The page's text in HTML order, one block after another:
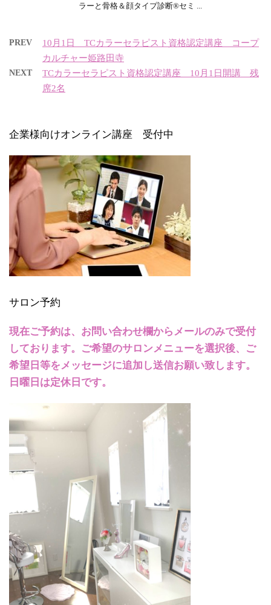
ラーと骨格＆顔タイプ診断®セミ ...
PREV
10月1日 TCカラーセラピスト資格認定講座 コープ
カルチャー姫路田寺
NEXT
TCカラーセラピスト資格認定講座 10月1日開講 残
席2名
企業様向けオンライン講座 受付中
サロン予約
現在ご予約は、お問い合わせ欄からメールのみで受付
しております。ご希望のサロンメニューを選択後、ご
希望日等をメッセージに追加し送信お願い致します。
日曜日は定休日です。